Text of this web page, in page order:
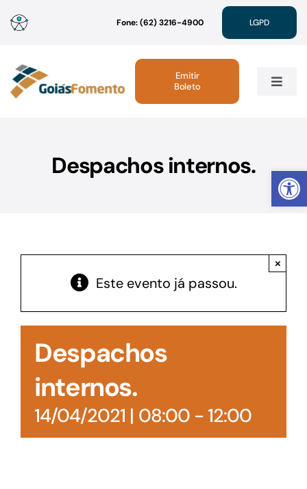
Abrir
para
conteúdo
Fone: (62) 3216-4900 LGPD
Toggle
Linhas de Crédito
Acesso à Informação
Emitir
Boleto
Despachos internos.
Este evento já passou.
×
Despachos
internos.
14/04/2021 | 08:00- 12:00